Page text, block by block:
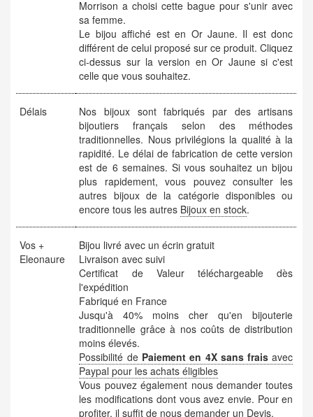
Morrison a choisi cette bague pour s'unir avec
sa femme.
Le bijou affiché est en Or Jaune. Il est donc
différent de celui proposé sur ce produit. Cliquez
ci-dessus sur la version en Or Jaune si c'est
celle que vous souhaitez.
Délais
Nos bijoux sont fabriqués par des artisans
bijoutiers français selon des méthodes
traditionnelles. Nous privilégions la qualité à la
rapidité. Le délai de fabrication de cette version
est de 6 semaines. Si vous souhaitez un bijou
plus rapidement, vous pouvez consulter les
autres bijoux de la catégorie disponibles ou
encore tous les autres Bijoux en stock.
Vos +
Eleonaure
Bijou livré avec un écrin gratuit
Livraison avec suivi
Certificat de Valeur téléchargeable dès
l'expédition
Fabriqué en France
Jusqu'à 40% moins cher qu'en bijouterie
traditionnelle grâce à nos coûts de distribution
moins élevés.
Possibilité de Paiement en 4X sans frais avec
Paypal pour les achats éligibles
Vous pouvez également nous demander toutes
les modifications dont vous avez envie. Pour en
profiter, il suffit de nous demander un Devis.